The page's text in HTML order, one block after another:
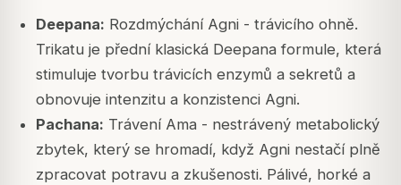
Deepana: Rozdmýchání Agni - trávicího ohně.
Trikatu je přední klasická Deepana formule, která
stimuluje tvorbu trávicích enzymů a sekretů a
obnovuje intenzitu a konzistenci Agni.
Pachana: Trávení Ama - nestrávený metabolický
zbytek, který se hromadí, když Agni nestačí plně
zpracovat potravu a zkušenosti. Pálivé, horké a